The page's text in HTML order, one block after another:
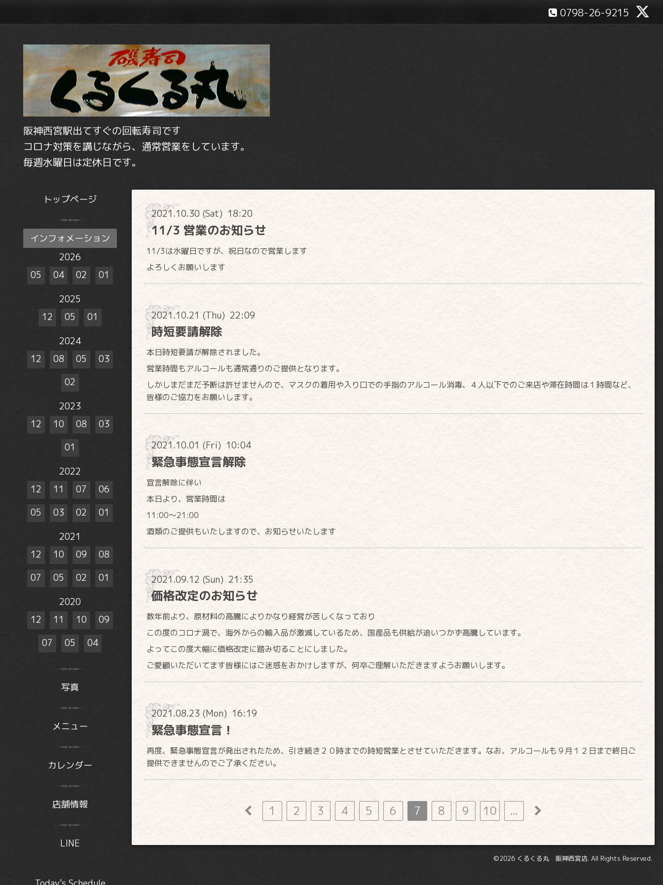
0798-26-9215
阪神西宮駅出てすぐの回転寿司です
コロナ対策を講じながら、通常営業をしています。
毎週水曜日は定休日です。
2021.10.30 (Sat) 18:20
11/3 営業のお知らせ
11/3は水曜日ですが、祝日なので営業します
よろしくお願いします
2021.10.21 (Thu) 22:09
時短要請解除
本日時短要請が解除されました。
営業時間もアルコールも通常通りのご提供となります。
しかしまだまだ予断は許せませんので、マスクの着用や入り口での手指のアルコール消毒、４人以下でのご来店や滞在時間は１時間など、
皆様のご協力をお願いします。
2021.10.01 (Fri) 10:04
緊急事態宣言解除
宣言解除に伴い
本日より、営業時間は
11:00〜21:00
酒類のご提供もいたしますので、お知らせいたします
2021.09.12 (Sun) 21:35
価格改定のお知らせ
数年前より、原材料の高騰によりかなり経営が苦しくなっており
この度のコロナ渦で、海外からの輸入品が激減しているため、国産品も供給が追いつかず高騰しています。
よってこの度大幅に価格改定に踏み切ることにしました。
ご愛顧いただいてます皆様にはご迷惑をおかけしますが、何卒ご理解いただきますようお願いします。
2021.08.23 (Mon) 16:19
緊急事態宣言！
再度、緊急事態宣言が発出されたため、引き続き２０時までの時短営業とさせていただきます。なお、アルコールも９月１２日まで終日ご
提供できませんのでご了承ください。
1 2 3 4 5 6 7 8 9 10 ...
©2026 くるくる丸 阪神西宮店. All Rights Reserved.
トップページ
インフォメーション
2026
05
04 02
01
2025
12
05
01
2024
12
08 05
03
02
2023
12
10 08
03
01
2022
12
11 07
06
05
03 02
01
2021
12
10 09
08
07
05 02
01
2020
12
11 10
09
07
05 04
写真
メニュー
カレンダー
店舗情報
LINE